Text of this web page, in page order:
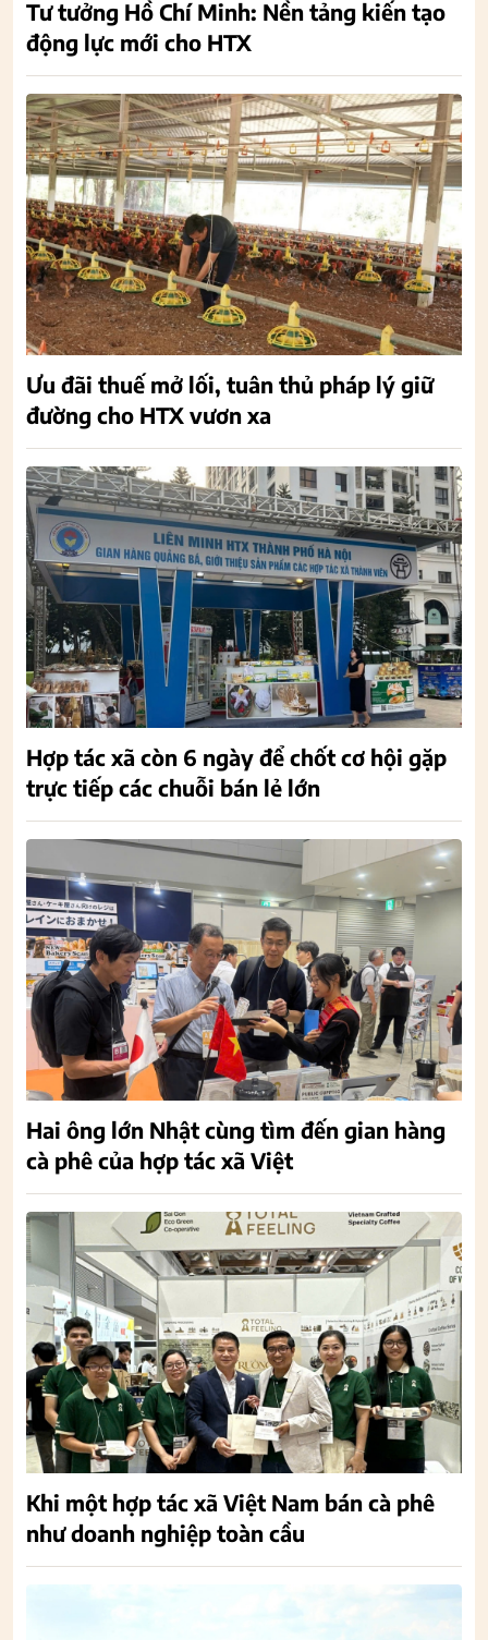
Tư tưởng Hồ Chí Minh: Nền tảng kiến tạo
động lực mới cho HTX
Ưu đãi thuế mở lối, tuân thủ pháp lý giữ
đường cho HTX vươn xa
Hợp tác xã còn 6 ngày để chốt cơ hội gặp
trực tiếp các chuỗi bán lẻ lớn
Hai ông lớn Nhật cùng tìm đến gian hàng
cà phê của hợp tác xã Việt
Khi một hợp tác xã Việt Nam bán cà phê
như doanh nghiệp toàn cầu